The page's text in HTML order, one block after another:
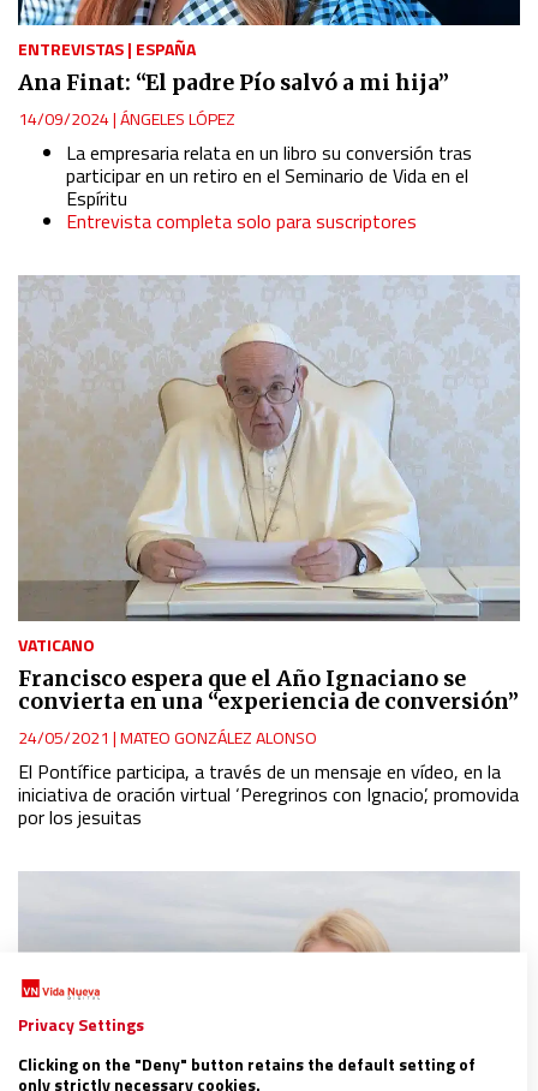
ENTREVISTAS| ESPAÑA
Ana Finat: “El padre Pío salvó a mi hija”
14/09/2024|ÁNGELES LÓPEZ
La empresaria relata en un libro su conversión tras
participar en un retiro en el Seminario de Vida en el
Espíritu
Entrevista completa solo para suscriptores
VATICANO
Francisco espera que el Año Ignaciano se
convierta en una “experiencia de conversión”
24/05/2021 |MATEO GONZÁLEZ ALONSO
El Pontífice participa, a través de un mensaje en vídeo, en la
iniciativa de oración virtual ‘Peregrinos con Ignacio’, promovida
por los jesuitas
Privacy Settings
Clicking on the "Deny" button retains the default setting of
only strictly necessary cookies.